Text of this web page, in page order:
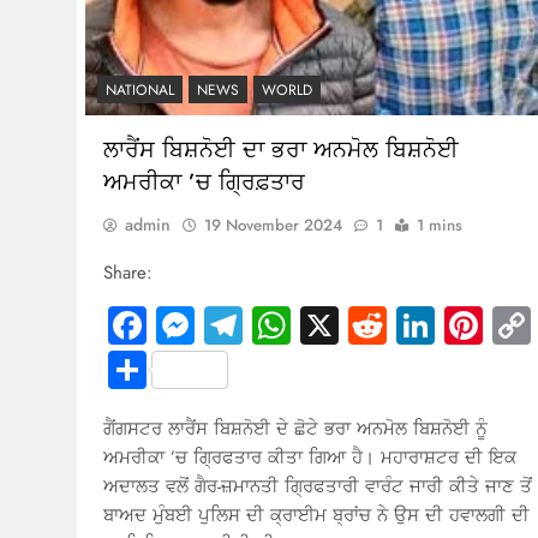
NATIONAL NEWS WORLD
ਲਾਰੈਂਸ ਬਿਸ਼ਨੋਈ ਦਾ ਭਰਾ ਅਨਮੋਲ ਬਿਸ਼ਨੋਈ
ਅਮਰੀਕਾ ’ਚ ਗ੍ਰਿਫ਼ਤਾਰ
admin 19 November 2024 1 1 mins
Share:
Facebook
Messenger
Telegram
WhatsApp
X Reddit
Share
ਗੈਂਗਸਟਰ ਲਾਰੈਂਸ ਬਿਸ਼ਨੋਈ ਦੇ ਛੋਟੇ ਭਰਾ ਅਨਮੋਲ ਬਿਸ਼ਨੋਈ ਨੂੰ
ਅਮਰੀਕਾ ’ਚ ਗ੍ਰਿਫਤਾਰ ਕੀਤਾ ਗਿਆ ਹੈ। ਮਹਾਰਾਸ਼ਟਰ ਦੀ ਇਕ
ਅਦਾਲਤ ਵਲੋਂ ਗੈਰ-ਜ਼ਮਾਨਤੀ ਗ੍ਰਿਫਤਾਰੀ ਵਾਰੰਟ ਜਾਰੀ ਕੀਤੇ ਜਾਣ ਤੋਂ
ਬਾਅਦ ਮੁੰਬਈ ਪੁਲਿਸ ਦੀ ਕ੍ਰਾਈਮ ਬ੍ਰਾਂਚ ਨੇ ਉਸ ਦੀ ਹਵਾਲਗੀ ਦੀ